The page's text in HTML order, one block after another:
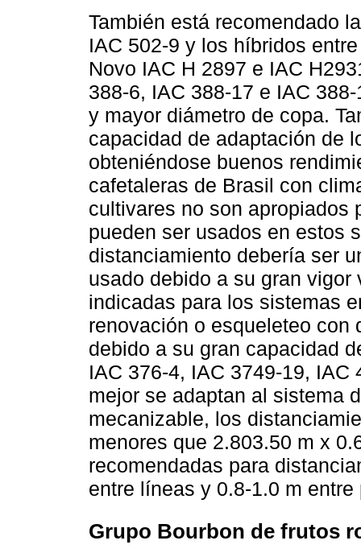
También está recomendado
IAC 502-9 y los híbridos
Novo IAC H 2897 e IAC
388-6, IAC 388-17 e IAC
y mayor diámetro de copa.
capacidad de adaptación de
obteniéndose buenos
cafetaleras de Brasil con
cultivares no son apropiados
pueden ser usados en estos
distanciamiento debería ser
usado debido a su gran
indicadas para los sistemas
renovación o esqueleteo con
debido a su gran capacidad
IAC 376-4, IAC 3749-19,
mejor se adaptan al sistema
mecanizable, los
menores que 2.803.50 m x
recomendadas para
entre líneas y 0.8-1.0 m
Grupo Bourbon de frutos